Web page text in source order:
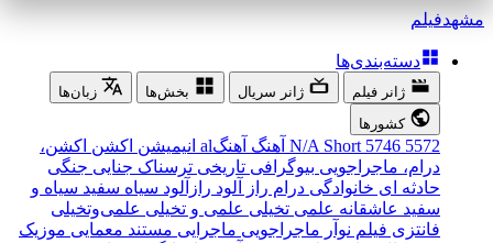
مشهدفیلم
دسته‌بندی‌ها
ژانر فیلم ژانر سریال بخش‌ها
زبان‌ها
کشورها
5572
5746
N/A Short آهنگ آهنگal انیمیشن اکشن اکشن،
درام، ماجراجویی بیوگرافی تاریخی ترسناک جنایی جنگی
حادثه ای خانوادگی درام راز آلود رازآلود سیاه سفید سیاه و
سفید عاشقانه علمی تخیلی علمی و تخیلی علمی‌و‌تخیلی
فانتزی فیلم نوآر ماجراجویی ماجرایی مستند معمایی موزیک